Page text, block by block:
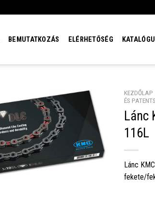
BEMUTATKOZÁS ELÉRHETŐSÉG
KEZDŐLAP
ÉS
Lánc
116L
Lánc
fekete/